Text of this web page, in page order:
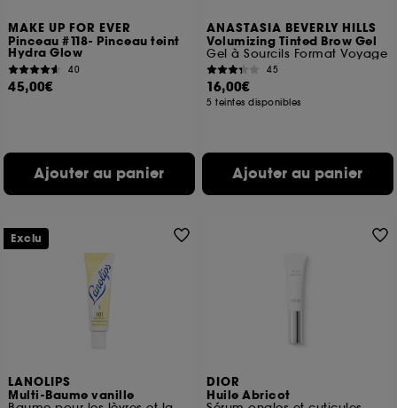
MAKE UP FOR EVER
Pinceau #118- Pinceau teint
Hydra Glow
40
45,00€
Ajouter au panier
ANASTASIA BEVERLY HILLS
Volumizing Tinted Brow Gel
Gel à Sourcils Format Voyage
45
16,00€
5 teintes disponibles
Ajouter au panier
LANOLIPS
Multi-Baume vanille
Exclu
DIOR
Huile Abricot